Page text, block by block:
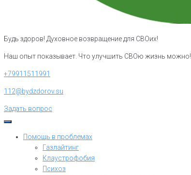
Будь здоров! Духовное возвращение для СВОих!
Наш опыт показывает. Что улучшить СВОю жизнь можно!
+79911511991
112@bydzdorov.su
Задать вопрос
Помощь в проблемах
Газлайтинг
Клаустрофобия
Психоз